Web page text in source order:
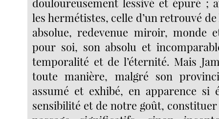
douloureusement lessivé et épuré ;
les hermétistes, celle d’un retrouvé
absolue, redevenue miroir, monde
pour soi, son absolu et
temporalité et de l’éternité. Mais
toute manière, malgré son
assumé et exhibé, en apparence si
sensibilité et de notre goût,